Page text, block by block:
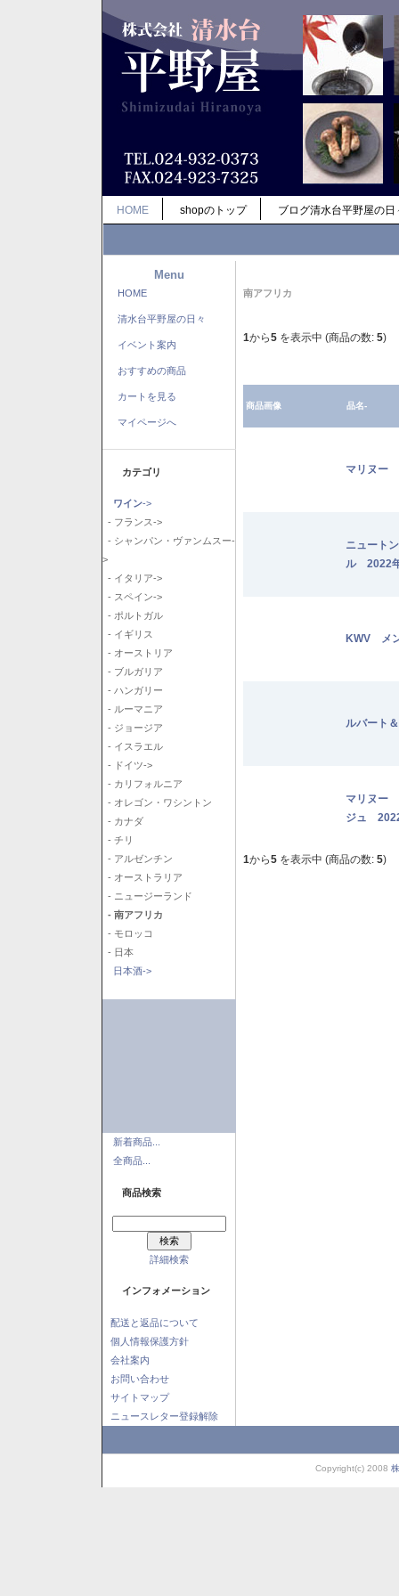
HOME shopのトップ ブログ清水台平野屋の日
Menu
HOME
清水台平野屋の日々
イベント案内
おすすめの商品
カートを見る
マイページへ
カテゴリ
ワイン->
- フランス->
- シャンパン・ヴァンムスー-
>
- イタリア->
- スペイン->
- ポルトガル
- イギリス
- オーストリア
- ブルガリア
- ハンガリー
- ルーマニア
- ジョージア
- イスラエル
- ドイツ->
- カリフォルニア
- オレゴン・ワシントン
- カナダ
- チリ
- アルゼンチン
- オーストラリア
- ニュージーランド
- 南アフリカ
- モロッコ
- 日本
日本酒->
新着商品...
全商品...
商品検索
詳細検索
インフォメーション
配送と返品について
個人情報保護方針
会社案内
お問い合わせ
サイトマップ
ニュースレター登録解除
南アフリカ
1から5 を表示中 (商品の数: 5)
商品画像 品名-
マリヌー
ニュート
ル 2022
KWV メ
ルバート
マリヌー
ジュ
1から5 を表示中 (商品の数: 5)
Copyright(c) 2008